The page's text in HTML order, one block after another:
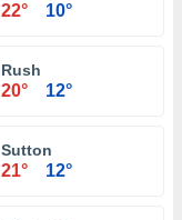
22° 10°
Rush
20° 12°
Sutton
21° 12°